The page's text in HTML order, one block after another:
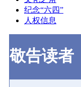
纪念“六四”
人权信息
敬告读者